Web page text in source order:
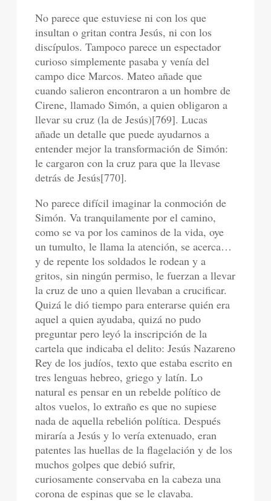
No parece que estuviese ni con los que
insultan o gritan contra Jesús, ni con los
discípulos. Tampoco parece un espectador
curioso simplemente pasaba y venía del
campo dice Marcos. Mateo añade que
cuando salieron encontraron a un hombre de
Cirene, llamado Simón, a quien obligaron a
llevar su cruz (la de Jesús)[769]. Lucas
añade un detalle que puede ayudarnos a
entender mejor la transformación de Simón:
le cargaron con la cruz para que la llevase
detrás de Jesús[770].
No parece difícil imaginar la conmoción de
Simón. Va tranquilamente por el camino,
como se va por los caminos de la vida, oye
un tumulto, le llama la atención, se acerca…
y de repente los soldados le rodean y a
gritos, sin ningún permiso, le fuerzan a llevar
la cruz de uno a quien llevaban a crucificar.
Quizá le dió tiempo para enterarse quién era
aquel a quien ayudaba, quizá no pudo
preguntar pero leyó la inscripción de la
cartela que indicaba el delito: Jesús Nazareno
Rey de los judíos, texto que estaba escrito en
tres lenguas hebreo, griego y latín. Lo
natural es pensar en un rebelde político de
altos vuelos, lo extraño es que no supiese
nada de aquella rebelión política. Después
miraría a Jesús y lo vería extenuado, eran
patentes las huellas de la flagelación y de los
muchos golpes que debió sufrir,
curiosamente conservaba en la cabeza una
corona de espinas que se le clavaba.